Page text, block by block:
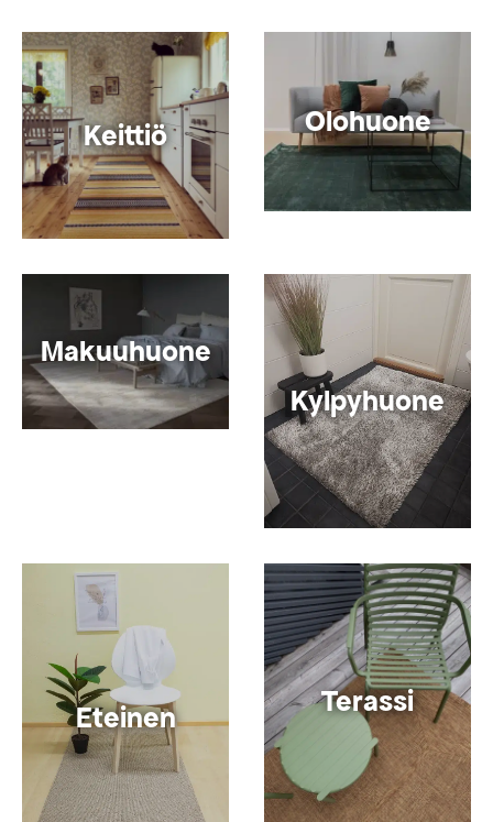
Keittiö Olohuone
Makuuhuone
Kylpyhuone
Eteinen Terassi